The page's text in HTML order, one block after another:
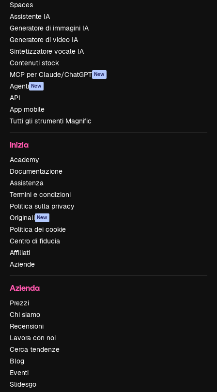
Spaces
Assistente IA
Generatore di immagini IA
Generatore di video IA
Sintetizzatore vocale IA
Contenuti stock
MCP per Claude/ChatGPT New
Agenti New
API
App mobile
Tutti gli strumenti Magnific
Inizia
Academy
Documentazione
Assistenza
Termini e condizioni
Politica sulla privacy
Originali New
Politica dei cookie
Centro di fiducia
Affiliati
Aziende
Azienda
Prezzi
Chi siamo
Recensioni
Lavora con noi
Cerca tendenze
Blog
Eventi
Slidesgo